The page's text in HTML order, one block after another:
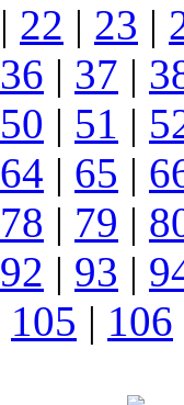
| 22 | 23 |
36 | 37 |
50 | 51 |
64 | 65 |
78 | 79 |
92 | 93 |
105 | 106